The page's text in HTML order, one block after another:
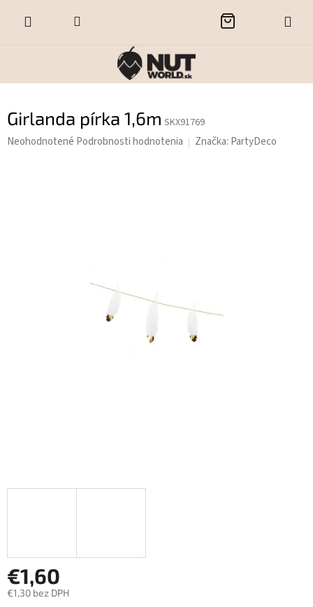
NÁKUPNÝ
Girlanda pírka 1,6m SKX91769
Priemerné
Neohodnotené Podrobnosti hodnotenia Značka: PartyDeco
€1,60
€1,30 bez DPH